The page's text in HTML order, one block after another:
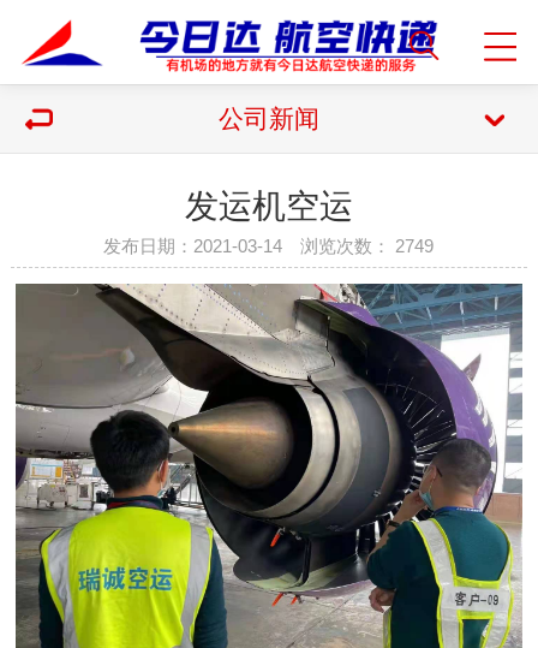
公司新闻
发运机空运
发布日期：2021-03-14 浏览次数： 2749